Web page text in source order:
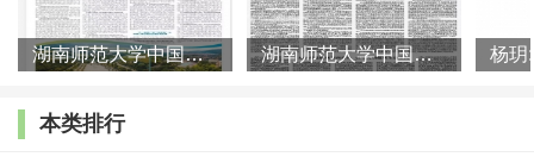
镇化。③
发达国家人口布局的三种模式及其问题
一般认为，美国的人口布局的郊区化、日本农村人
湖南师范大学中国乡村振兴研究院课题组:以示范带为“动力引擎” 湖南师范大学中国乡村振兴研究院课题组:展现首倡之为 接力乡村
本类排行